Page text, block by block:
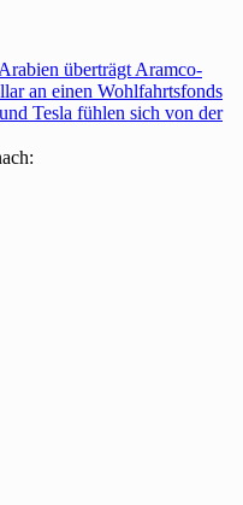
überträgt Aramco-
an einen Wohlfahrtsfonds
Tesla fühlen sich von der